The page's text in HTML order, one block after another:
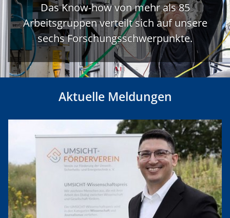
Das Know-how von mehr als 85
Arbeitsgruppen verteilt sich auf unsere
sechs Forschungsschwerpunkte.
Aktuelle Meldungen